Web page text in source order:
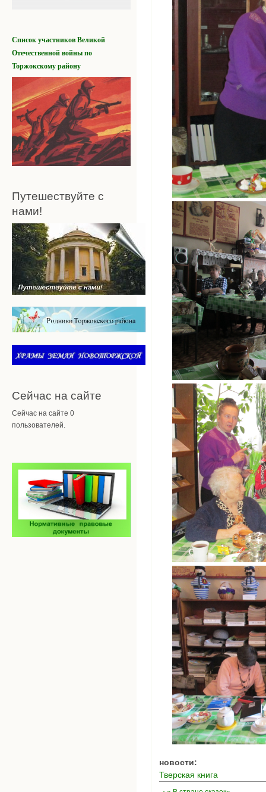
Список участниковВеликой
Отечественной войныпо
Торжокскому району
Путешествуйте с
нами!
Сейчас на сайте
Сейчас на сайте 0
пользователей.
новости:
Тверская книга